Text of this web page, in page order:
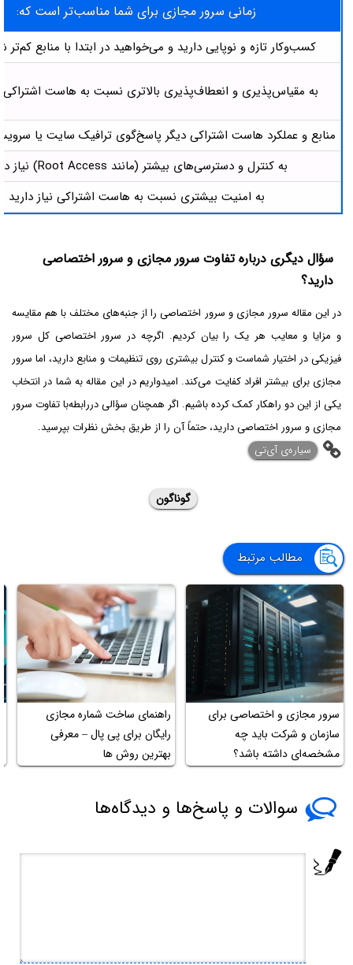
زمانی سرور مجازی برای شما مناسب‌تر است که:
کسب‌وکار تازه و نوپایی دارید و می‌خواهید در ابتدا با منابع کم‌تر
به مقیاس‌پذیری و انعطاف‌پذیری بالاتری نسبت به هاست اشتراکی
منابع و عملکرد هاست اشتراکی دیگر پاسخ‌گوی ترافیک سایت یا
به کنترل و دسترسی‌های بیشتر (مانند Root Access) نیاز دارید
به امنیت بیشتری نسبت به هاست اشتراکی نیاز دارید
سؤال دیگری درباره تفاوت سرور مجازی و سرور اختصاصی
دارید؟
در این مقاله سرور مجازی و سرور اختصاصی را از جنبه‌های مختلف با هم مقایسه
و مزایا و معایب هر یک را بیان کردیم. اگرچه در سرور اختصاصی کل سرور
فیزیکی در اختیار شماست و کنترل بیشتری روی تنظیمات و منابع دارید، اما سرور
مجازی برای بیشتر افراد کفایت می‌کند. امیدواریم در این مقاله به شما در انتخاب
یکی از این دو راهکار کمک کرده باشیم. اگر همچنان سؤالی دررابطه‌با تفاوت سرور
مجازی و سرور اختصاصی دارید، حتماً آن را از طریق بخش نظرات بپرسید.
‌سیاره‌ی آی‌تی
گوناگون
مطالب مرتبط
سرور مجازی و اختصاصی برای
سازمان و شرکت باید چه
مشخصه‌ای داشته باشد؟
راهنمای ساخت شماره مجازی
رایگان برای پی پال – معرفی
بهترین روش ها
سوالات و پاسخ‌ها و دیدگاه‌ها